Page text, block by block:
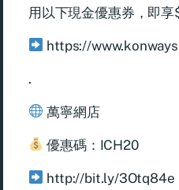
用以下現金優惠券，即享
https://
.
萬寧網店
優惠碼：ICH20
http://bit.ly/3Otq84e